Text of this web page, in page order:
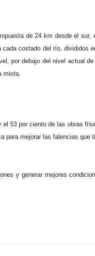
de 24 km desde el sur,
cada costado del río, divididos
por debajo del nivel actual
mixta.
53 por ciento de las obras
para mejorar las falencias que
y generar mejores